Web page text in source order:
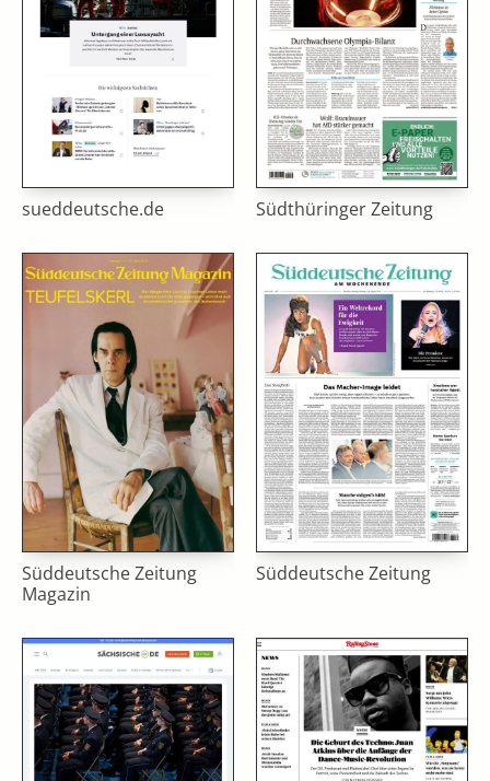
sueddeutsche.de Südthüringer Zeitung
Süddeutsche Zeitung
Magazin
Süddeutsche Zeitung